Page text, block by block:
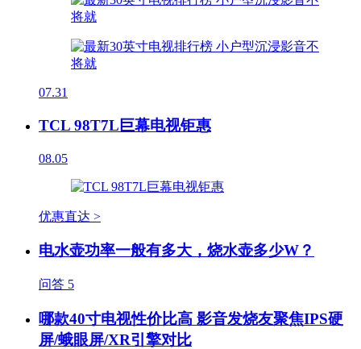
07.31
TCL 98T7L巨幕电视钜惠
08.05
优惠直达 >
电水壶功率一般有多大，烧水壶多少W？
问答 5
哪款40寸电视性价比高 影音发烧友聚焦IPS硬
屏/蛾眼屏/XR引擎对比